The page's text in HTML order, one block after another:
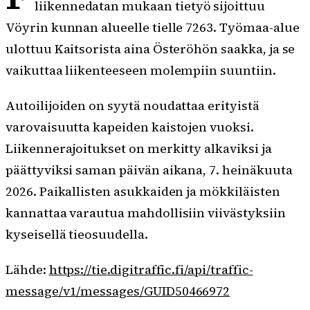
liikennedatan mukaan tietyö sijoittuu
Vöyrin kunnan alueelle tielle 7263. Työmaa-alue
ulottuu Kaitsorista aina Österöhön saakka, ja se
vaikuttaa liikenteeseen molempiin suuntiin.
Autoilijoiden on syytä noudattaa erityistä
varovaisuutta kapeiden kaistojen vuoksi.
Liikennerajoitukset on merkitty alkaviksi ja
päättyviksi saman päivän aikana, 7. heinäkuuta
2026. Paikallisten asukkaiden ja mökkiläisten
kannattaa varautua mahdollisiin viivästyksiin
kyseisellä tieosuudella.
Lähde: https://tie.digitraffic.fi/api/traffic-
message/v1/messages/GUID50466972